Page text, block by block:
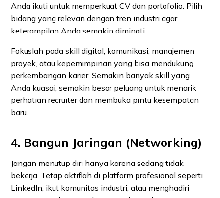
Anda ikuti untuk memperkuat CV dan portofolio. Pilih
bidang yang relevan dengan tren industri agar
keterampilan Anda semakin diminati.
Fokuslah pada skill digital, komunikasi, manajemen
proyek, atau kepemimpinan yang bisa mendukung
perkembangan karier. Semakin banyak skill yang
Anda kuasai, semakin besar peluang untuk menarik
perhatian recruiter dan membuka pintu kesempatan
baru.
4. Bangun Jaringan (Networking)
Jangan menutup diri hanya karena sedang tidak
bekerja. Tetap aktiflah di platform profesional seperti
LinkedIn, ikut komunitas industri, atau menghadiri